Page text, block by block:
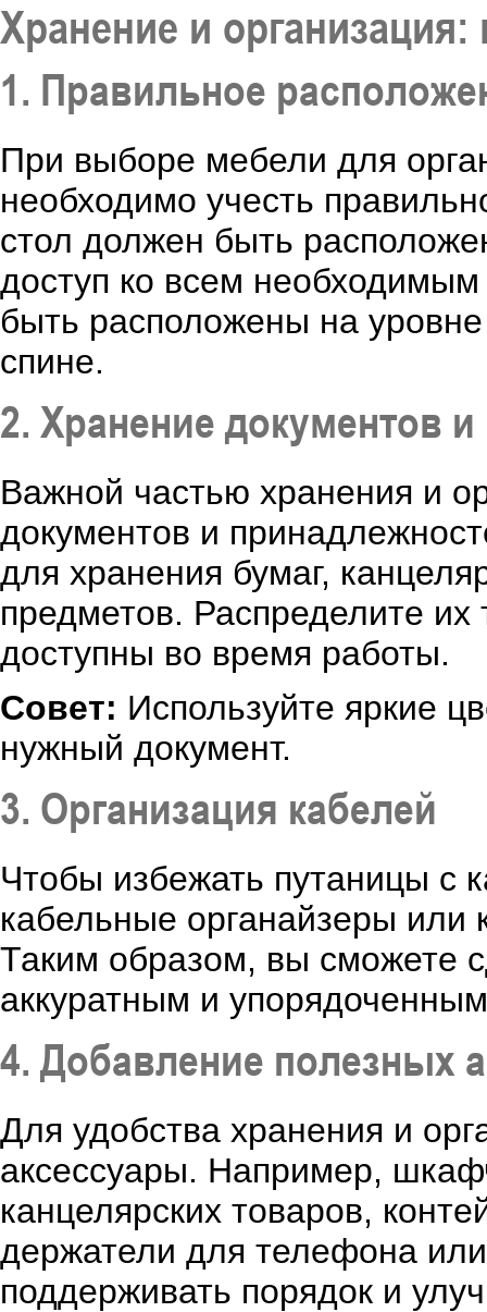
Хранение и организация:
1. Правильное
При выборе мебели для
необходимо учесть
стол должен быть
доступ ко всем
быть расположены на
спине.
2. Хранение документов
Важной частью хранения и
документов и
для хранения бумаг,
предметов. Распределите
доступны во время работы.
Совет: Используйте яркие
нужный документ.
3. Организация кабелей
Чтобы избежать путаницы с
кабельные органайзеры
Таким образом, вы сможете
аккуратным и
4. Добавление полезных
Для удобства хранения и
аксессуары. Например,
канцелярских товаров,
держатели для телефона
поддерживать порядок и